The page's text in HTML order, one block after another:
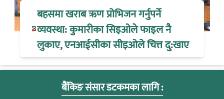
बहसमा खराब ऋण प्रोभिजन गर्नुपर्ने
व्यवस्था: कुमारीका सिइओले फाइल नै
लुकाए, एनआईसीका सीइओले चित्त दु:खाए
बैंकिङ संसार डटकमका लागि :